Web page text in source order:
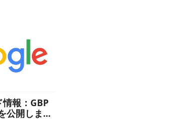
情報：GBP
公開しまし